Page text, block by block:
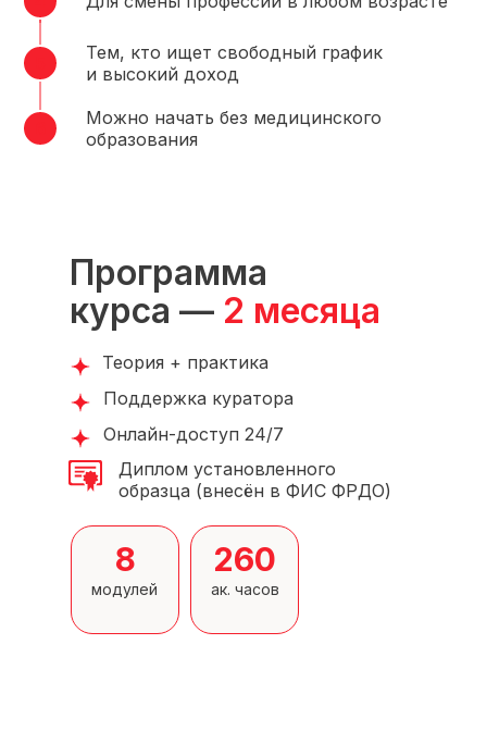
Тем, кто ищет свободный график
и высокий доход
Можно начать без медицинского
образования
Программа
курса — 2 месяца
Теория + практика
Поддержка куратора
Диплом установленного
образца (внесён в ФИС ФРДО)
8
ак. часов
модулей
260
Онлайн-доступ 24/7